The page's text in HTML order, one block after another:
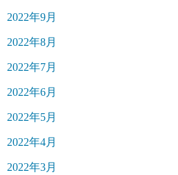
2022年9月
2022年8月
2022年7月
2022年6月
2022年5月
2022年4月
2022年3月